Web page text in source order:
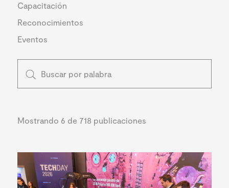
Capacitación
Reconocimientos
Eventos
Mostrando 6 de 718 publicaciones